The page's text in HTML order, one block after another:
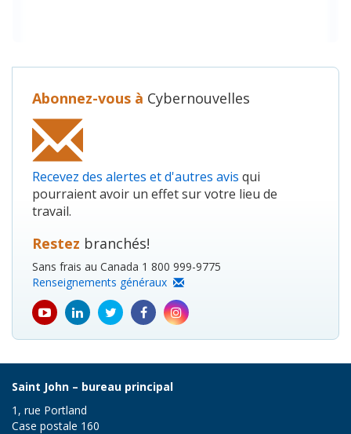
Abonnez-vous à Cybernouvelles
Recevez des alertes et d'autres avis qui
pourraient avoir un effet sur votre lieu de
travail.
Restez branchés!
Sans frais au Canada 1 800 999-9775
Renseignements généraux
youtube
icon
Linkedin
icon
Twitter
icon
Facebook
icon
Instagram
icon
Saint John – bureau principal
1, rue Portland
Case postale 160